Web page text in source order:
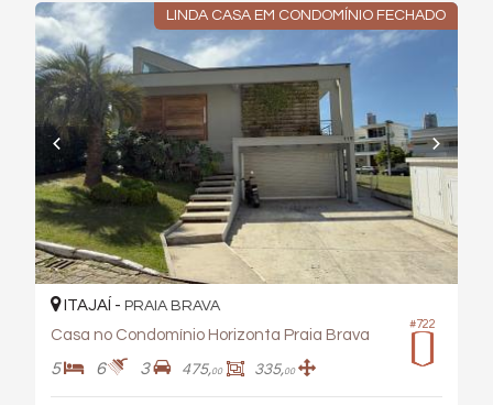
LINDA CASA EM CONDOMÍNIO FECHADO
#722
ITAJAÍ - PRAIA BRAVA
Casa no Condomínio Horizonta Praia Brava
5 6 3 475,00 335,00